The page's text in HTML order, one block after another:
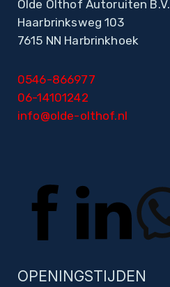
Olde Olthof Autoruiten B.V.
Haarbrinksweg 103
7615 NN Harbrinkhoek
0546-866977
06-14101242
info@olde-olthof.nl
OPENINGSTIJDEN